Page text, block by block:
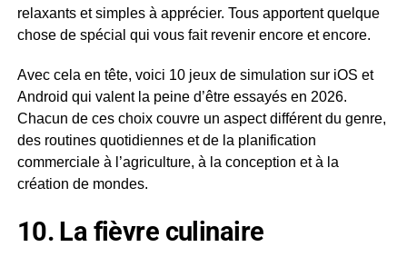
relaxants et simples à apprécier. Tous apportent quelque
chose de spécial qui vous fait revenir encore et encore.
Avec cela en tête, voici 10 jeux de simulation sur iOS et
Android qui valent la peine d’être essayés en 2026.
Chacun de ces choix couvre un aspect différent du genre,
des routines quotidiennes et de la planification
commerciale à l’agriculture, à la conception et à la
création de mondes.
10. La fièvre culinaire